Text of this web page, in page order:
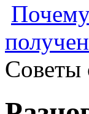
Советы